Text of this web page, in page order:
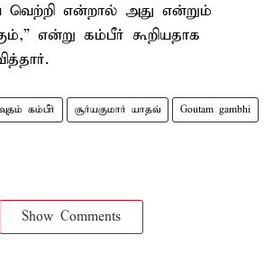
என்றால் அது என்றும்
என்று கம்பீர் கூறியதாக
கம்பீர் சூர்யகுமார் யாதவ் Goutam gambhi
Show Comments